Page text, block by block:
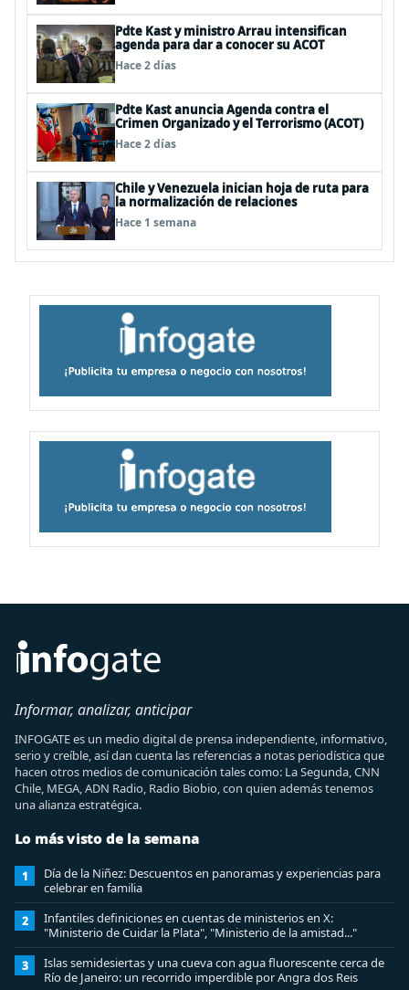
Pdte Kast y ministro Arrau intensifican
agenda para dar a conocer su ACOT
Hace 2 días
Pdte Kast anuncia Agenda contra el
Crimen Organizado y el Terrorismo (ACOT)
Hace 2 días
Chile y Venezuela inician hoja de ruta para
la normalización de relaciones
Hace 1 semana
Informar, analizar, anticipar
INFOGATE es un medio digital de prensa independiente, informativo,
serio y creíble, así dan cuenta las referencias a notas periodística que
hacen otros medios de comunicación tales como: La Segunda, CNN
Chile, MEGA, ADN Radio, Radio Biobio, con quien además tenemos
una alianza estratégica.
Lo más visto de la semana
1
Día de la Niñez: Descuentos en panoramas y experiencias para
celebrar en familia
2
Infantiles definiciones en cuentas de ministerios en X:
"Ministerio de Cuidar la Plata", "Ministerio de la amistad..."
3
Islas semidesiertas y una cueva con agua fluorescente cerca de
Río de Janeiro: un recorrido imperdible por Angra dos Reis